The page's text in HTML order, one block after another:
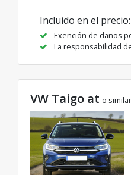
Incluido en el precio:
Exención de daños
La responsabilidad
VW Taigo at o similar